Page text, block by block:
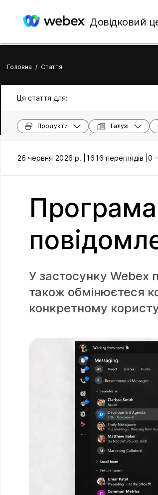
Довідковий
Головна / Стаття
Ця стаття для:
Продукти Галузі
26 червня 2026 р. | 1616 переглядів | 0
У застосунку Webex
також обмінюєтеся
конкретному